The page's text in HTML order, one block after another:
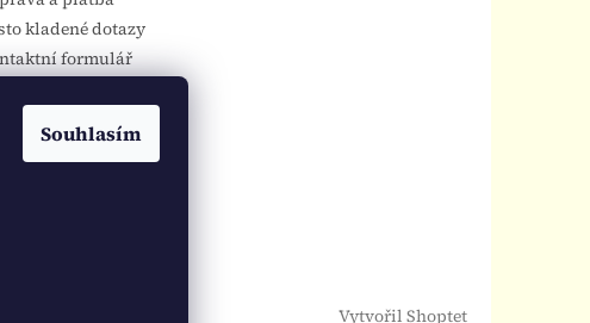
Souhlasím
kladené dotazy
formulář
údajů
a vrácení zboží
Vytvořil Shoptet